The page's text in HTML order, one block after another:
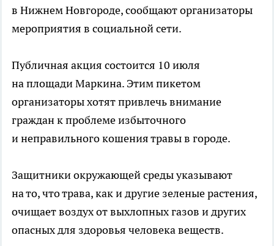
в Нижнем Новгороде, сообщают организаторы
мероприятия в социальной сети.
Публичная акция состоится 10 июля
на площади Маркина. Этим пикетом
организаторы хотят привлечь внимание
граждан к проблеме избыточного
и неправильного кошения травы в городе.
Защитники окружающей среды указывают
на то, что трава, как и другие зеленые растения,
очищает воздух от выхлопных газов и других
опасных для здоровья человека веществ.